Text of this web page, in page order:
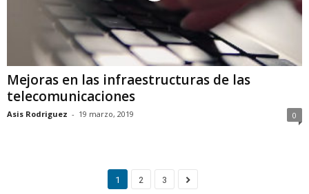
Mejoras en las infraestructuras de las
telecomunicaciones
Asis Rodriguez - 19 marzo, 2019 0
1 2 3